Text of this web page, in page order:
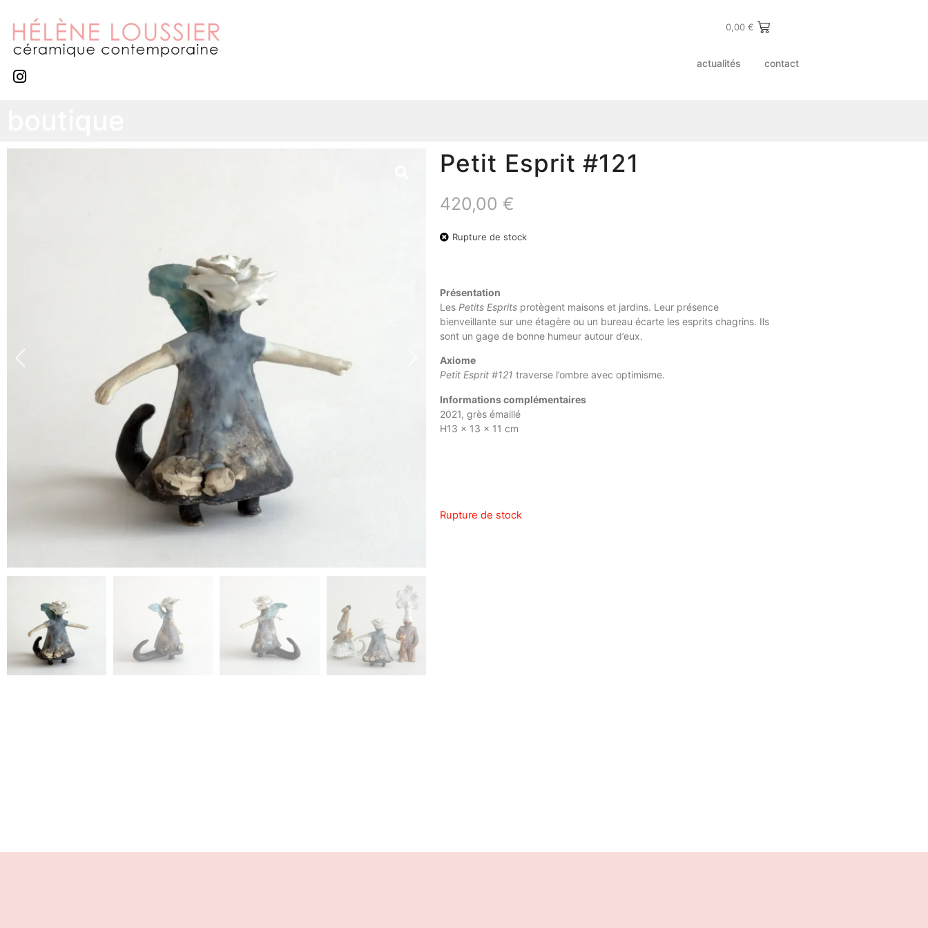
0,00€
actualités contact
Petit Esprit #121
420,00 €
Rupture de stock
Présentation
Les Petits Espritsprotègent maisons et jardins. Leur présence
bienveillante sur une étagère ou un bureau écarte les esprits chagrins. Ils
sont un gage de bonne humeur autour d’eux.
Axiome
Petit Esprit #121 traverse l’ombre avec optimisme.
Informations complémentaires
2021, grès émaillé
H13 x 13 x 11 cm
Rupture de stock